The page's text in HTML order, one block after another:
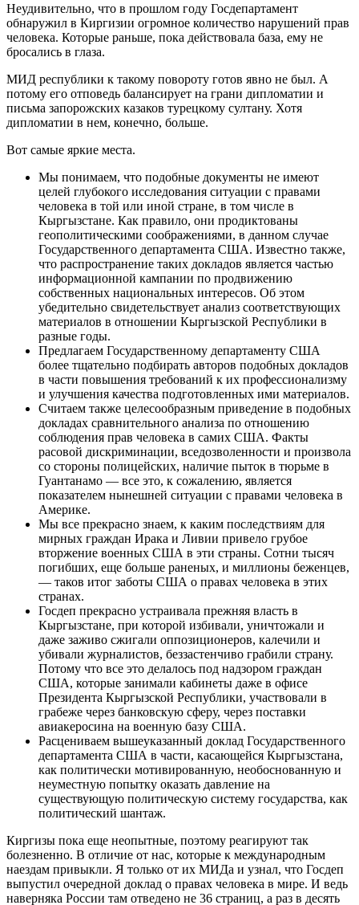
Неудивительно, что в прошлом году Госдепартамент
обнаружил в Киргизии огромное количество нарушений прав
человека. Которые раньше, пока действовала база, ему не
бросались в глаза.
МИД республики к такому повороту готов явно не был. А
потому его отповедь балансирует на грани дипломатии и
письма запорожских казаков турецкому султану. Хотя
дипломатии в нем, конечно, больше.
Вот самые яркие места.
Мы понимаем, что подобные документы не имеют
целей глубокого исследования ситуации с правами
человека в той или иной стране, в том числе в
Кыргызстане. Как правило, они продиктованы
геополитическими соображениями, в данном случае
Государственного департамента США. Известно также,
что распространение таких докладов является частью
информационной кампании по продвижению
собственных национальных интересов. Об этом
убедительно свидетельствует анализ соответствующих
материалов в отношении Кыргызской Республики в
разные годы.
Предлагаем Государственному департаменту США
более тщательно подбирать авторов подобных докладов
в части повышения требований к их профессионализму
и улучшения качества подготовленных ими материалов.
Считаем также целесообразным приведение в подобных
докладах сравнительного анализа по отношению
соблюдения прав человека в самих США. Факты
расовой дискриминации, вседозволенности и произвола
со стороны полицейских, наличие пыток в тюрьме в
Гуантанамо — все это, к сожалению, является
показателем нынешней ситуации с правами человека в
Америке.
Мы все прекрасно знаем, к каким последствиям для
мирных граждан Ирака и Ливии привело грубое
вторжение военных США в эти страны. Сотни тысяч
погибших, еще больше раненых, и миллионы беженцев,
— таков итог заботы США о правах человека в этих
странах.
Госдеп прекрасно устраивала прежняя власть в
Кыргызстане, при которой избивали, уничтожали и
даже заживо сжигали оппозиционеров, калечили и
убивали журналистов, беззастенчиво грабили страну.
Потому что все это делалось под надзором граждан
США, которые занимали кабинеты даже в офисе
Президента Кыргызской Республики, участвовали в
грабеже через банковскую сферу, через поставки
авиакеросина на военную базу США.
Расцениваем вышеуказанный доклад Государственного
департамента США в части, касающейся Кыргызстана,
как политически мотивированную, необоснованную и
неуместную попытку оказать давление на
существующую политическую систему государства, как
политический шантаж.
Киргизы пока еще неопытные, поэтому реагируют так
болезненно. В отличие от нас, которые к международным
наездам привыкли. Я только от их МИДа и узнал, что Госдеп
выпустил очередной доклад о правах человека в мире. И ведь
наверняка России там отведено не 36 страниц, а раз в десять